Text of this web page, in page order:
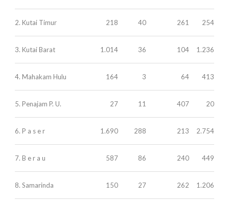
2. Kutai Timur 218 40 261 254
3. Kutai Barat 1.014 36 104 1.236
4. Mahakam Hulu 164 3 64 413
5. Penajam P. U. 27 11 407 20
6. P a s e r 1.690 288 213 2.754
7. B e r a u 587 86 240 449
8. Samarinda 150 27 262 1.206